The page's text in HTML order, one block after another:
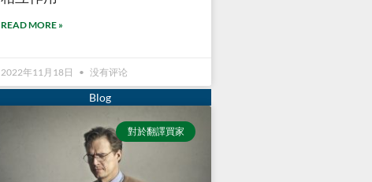
READ MORE »
2022年11月18日 没有评论
對於翻譯買家